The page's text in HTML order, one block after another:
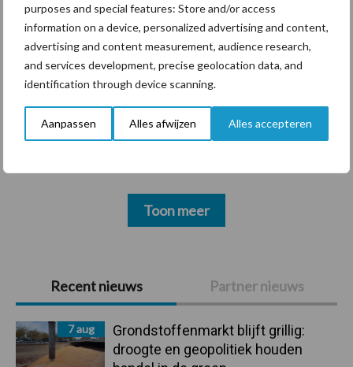
purposes and special features: Store and/or access
information on a device, personalized advertising and content,
advertising and content measurement, audience research,
and services development, precise geolocation data, and
identification through device scanning.
Aanpassen Alles afwijzen Alles accepteren
Primaire
Sidebar
Recent nieuws Partner nieuws
7 aug
Grondstoffenmarkt blijft grillig:
droogte en geopolitiek houden
Diergezondheid Bemesting Fokkerij
Bedrijfsnieuws
Voerhekken
Toon meer